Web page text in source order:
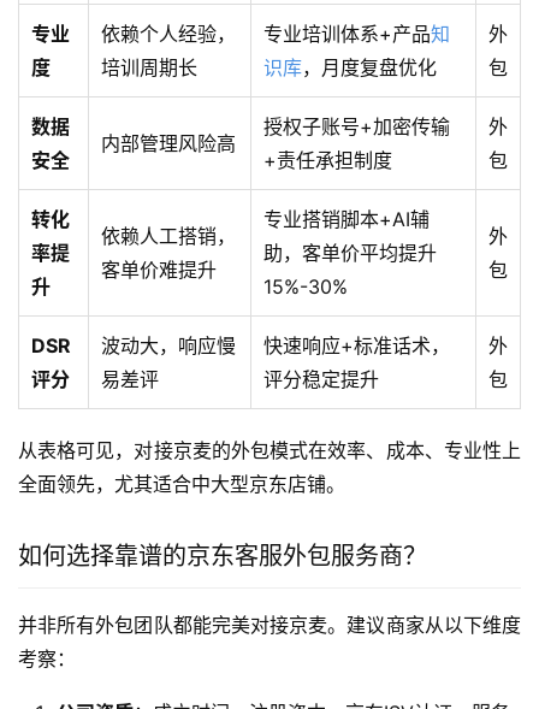
专业
度
依赖个人经验，
培训周期长
专业培训体系+产品知
识库，月度复盘优化
外
包
数据
安全
内部管理风险高
授权子账号+加密传输
+责任承担制度
外
包
转化
率提
升
依赖人工搭销，
客单价难提升
专业搭销脚本+AI辅
助，客单价平均提升
15%-30%
外
包
DSR
评分
波动大，响应慢
易差评
快速响应+标准话术，
评分稳定提升
外
包
从表格可见，对接京麦的外包模式在效率、成本、专业性上
全面领先，尤其适合中大型京东店铺。
如何选择靠谱的京东客服外包服务商？
并非所有外包团队都能完美对接京麦。建议商家从以下维度
考察：